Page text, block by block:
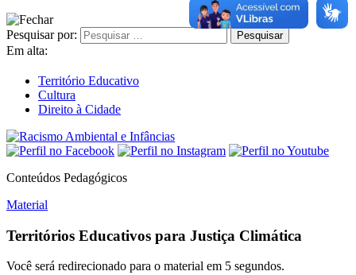
Pesquisar por:
Em alta:
Território Educativo
Cultura
Direito à Cidade
Conteúdos Pedagógicos
Material
Territórios Educativos para Justiça Climática
Você será redirecionado para o material em 5 segundos.